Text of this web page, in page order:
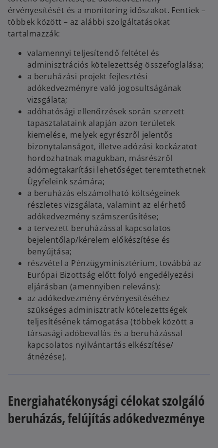
érvényesítését és a monitoring időszakot. Fentiek –
többek között – az alábbi szolgáltatásokat
tartalmazzák:
valamennyi teljesítendő feltétel és
adminisztrációs kötelezettség összefoglalása;
a beruházási projekt fejlesztési
adókedvezményre való jogosultságának
vizsgálata;
adóhatósági ellenőrzések során szerzett
tapasztalataink alapján azon területek
kiemelése, melyek egyrészről jelentős
bizonytalanságot, illetve adózási kockázatot
hordozhatnak magukban, másrészről
adómegtakarítási lehetőséget teremtethetnek
Ügyfeleink számára;
a beruházás elszámolható költségeinek
részletes vizsgálata, valamint az elérhető
adókedvezmény számszerűsítése;
a tervezett beruházással kapcsolatos
bejelentőlap/kérelem előkészítése és
benyújtása;
részvétel a Pénzügyminisztérium, továbbá az
Európai Bizottság előtt folyó engedélyezési
eljárásban (amennyiben releváns);
az adókedvezmény érvényesítéséhez
szükséges adminisztratív kötelezettségek
teljesítésének támogatása (többek között a
társasági adóbevallás és a beruházással
kapcsolatos nyilvántartás elkészítése/
átnézése).
Energiahatékonysági célokat szolgáló
beruházás, felújítás adókedvezménye